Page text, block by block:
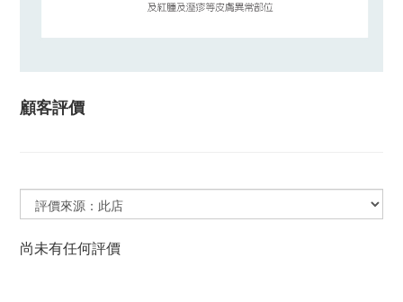
顧客評價
尚未有任何評價